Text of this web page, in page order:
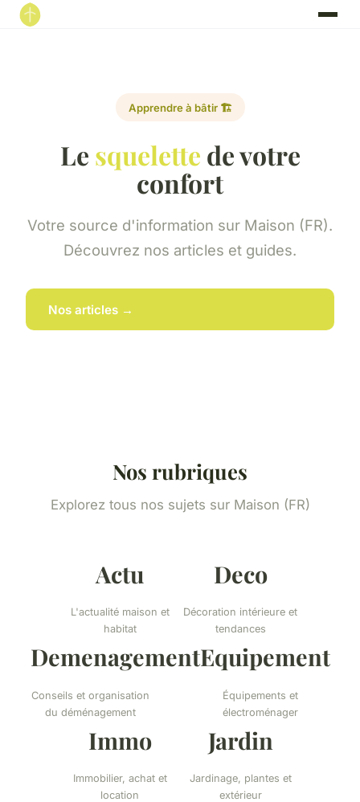
Apprendre à bâtir 🏗️
Le squelette de votre
confort
Votre source d'information sur Maison (FR).
Découvrez nos articles et guides.
Nos articles →
Nos rubriques
Explorez tous nos sujets sur Maison (FR)
Actu
L'actualité maison et
habitat
Deco
Décoration intérieure et
tendances
Demenagement
Conseils et organisation
du déménagement
Equipement
Équipements et
électroménager
Immo
Immobilier, achat et
location
Jardin
Jardinage, plantes et
extérieur